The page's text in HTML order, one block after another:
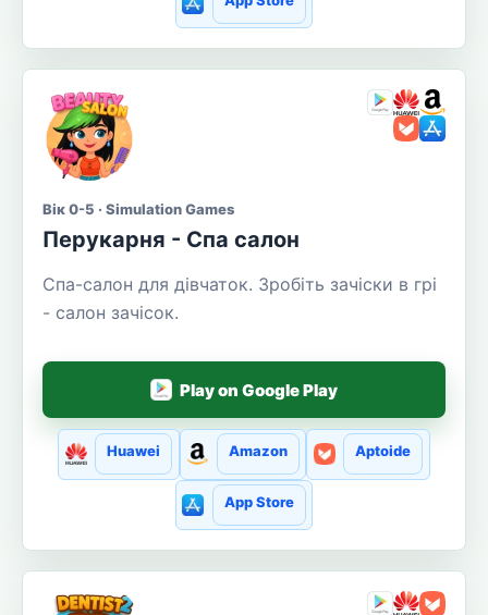
Вік 0-5 · Simulation Games
Перукарня - Спа салон
Спа-салон для дівчаток. Зробіть зачіски в грі
- салон зачісок.
Play on Google Play
Huawei Amazon Aptoide
App Store